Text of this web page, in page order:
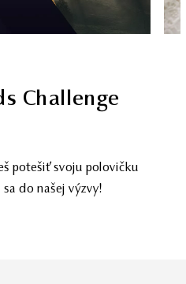
Challenge
potešiť svoju polovičku
do našej výzvy!